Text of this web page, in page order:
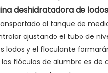
deshidratadora de
al tanque de
ajustando el tubo de
lodos y el floculante
flóculos de alumbre es